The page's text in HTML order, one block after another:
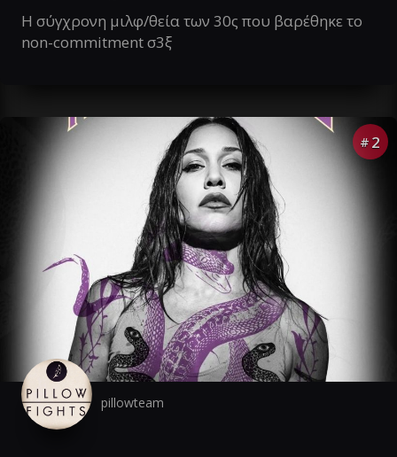
Η σύγχρονη μιλφ/θεία των 30ς που βαρέθηκε το
non-commitment σ3ξ
# 2
pillowteam